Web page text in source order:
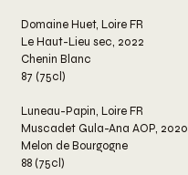
Domaine Huet, Loire FR
Le Haut-Lieu sec, 2022
Chenin Blanc
87 (75cl)
Luneau-Papin, Loire FR
Muscadet Gula-Ana AOP, 2020​
Melon de Bourgogne
88 (75cl)